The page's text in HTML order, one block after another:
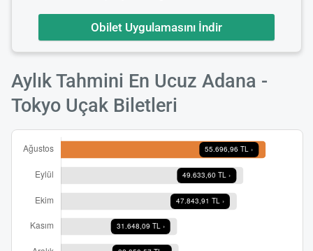
Obilet Uygulamasını İndir
Aylık Tahmini En Ucuz Adana -
Tokyo Uçak Biletleri